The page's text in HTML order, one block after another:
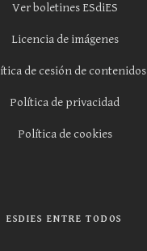
Ver boletines ESdiES
Licencia de imágenes
de cesión de contenidos
Política de privacidad
Política de cookies
ESDIES ENTRE TODOS